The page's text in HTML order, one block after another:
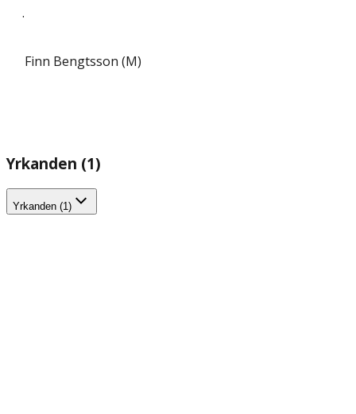
.
Finn Bengtsson (M)
Yrkanden (1)
Yrkanden (1)